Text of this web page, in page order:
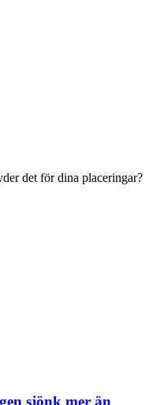
det för dina placeringar?